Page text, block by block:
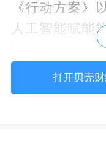
《行动方案》
人工智能赋能
算力设施安全
设施绿色低碳
济协同、开放
打开贝壳